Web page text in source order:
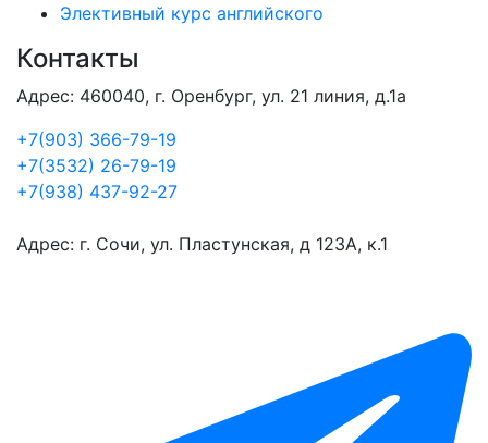
Элективный курс английского
Контакты
Адрес: 460040, г. Оренбург, ул. 21 линия, д.1а
+7(903) 366-79-19
+7(3532) 26-79-19
+7(938) 437-92-27
Адрес: г. Сочи, ул. Пластунская, д 123А, к.1